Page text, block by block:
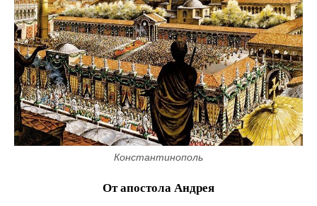
Константинополь
От апостола Андрея